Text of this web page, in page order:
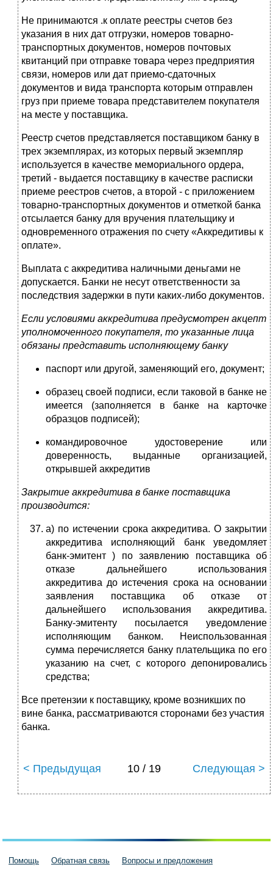
Не принимаются .к оплате реестры счетов без
указания в них дат отгрузки, номеров товарно-
транспортных документов, номеров почтовых
квитанций при отправке товара через предприятия
связи, номеров или дат приемо-сдаточных
документов и вида транспорта которым отправлен
груз при приеме товара представителем покупателя
на месте у поставщика.
Реестр счетов представляется поставщиком банку в
трех экземплярах, из которых первый экземпляр
используется в качестве мемориального ордера,
третий - выдается поставщику в качестве расписки
приеме реестров счетов, а второй - с приложением
товарно-транспортных документов и отметкой банка
отсылается банку для вручения плательщику и
одновременного отражения по счету «Аккредитивы к
оплате».
Выплата с аккредитива наличными деньгами не
допускается. Банки не несут ответственности за
последствия задержки в пути каких-либо документов.
Если условиями аккредитива предусмотрен акцепт
уполномоченного покупателя, то указанные лица
обязаны представить исполняющему банку
паспорт или другой, заменяющий его, документ;
образец своей подписи, если таковой в банке не
имеется (заполняется в банке на карточке
образцов подписей);
командировочное удостоверение или
доверенность, выданные организацией,
открывшей аккредитив
Закрытие аккредитива в банке поставщика
производится:
а) по истечении срока аккредитива. О закрытии
аккредитива исполняющий банк уведомляет
банк-эмитент ) по заявлению поставщика об
отказе дальнейшего использования
аккредитива до истечения срока на основании
заявления поставщика об отказе от
дальнейшего использования аккредитива.
Банку-эмитенту посылается уведомление
исполняющим банком. Неиспользованная
сумма перечисляется банку плательщика по его
указанию на счет, с которого депонировались
средства;
Все претензии к поставщику, кроме возникших по
вине банка, рассматриваются сторонами без участия
банка.
< Предыдущая 10 / 19 Следующая >
Помощь Обратная связь Вопросы и предложения